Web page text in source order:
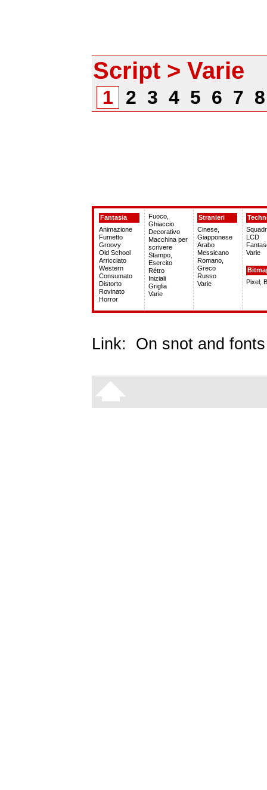
Script > Varie
1 2 3 4 5 6 7
Fantasia
Animazione
Fumetto
Groovy
Old School
Arricciato
Western
Consumato
Distorto
Rovinato
Horror
Fuoco,
Ghiaccio
Decorativo
Macchina per
scrivere
Stampo,
Esercito
Rétro
Iniziali
Griglia
Varie
Stranieri
Cinese,
Giapponese
Arabo
Messicano
Romano,
Greco
Russo
Varie
LCD
Varie
Pixel,
Link: On snot and fonts